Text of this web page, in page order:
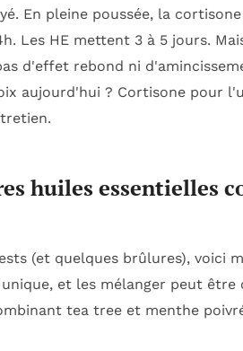
En pleine poussée, la
Les HE mettent 3 à 5 jours.
d'effet rebond ni
aujourd'hui ? Cortisone pour
huiles essentielles
(et quelques brûlures), voici
et les mélanger peut
tea tree et menthe